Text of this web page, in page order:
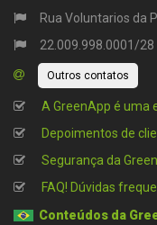
Rua Voluntarios da
22.009.998.0001/28
Outros contatos
A GreenApp é uma
Depoimentos de
Segurança da
FAQ! Dúvidas
Conteúdos da